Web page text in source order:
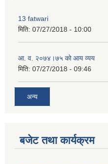
13 fatwari
मिति: 07/27/2018 - 10:00
आ‍. व. २०७४।७५ काे आय व्यय
मिति: 07/27/2018 - 09:46
अन्य
बजेट तथा कार्यक्रम